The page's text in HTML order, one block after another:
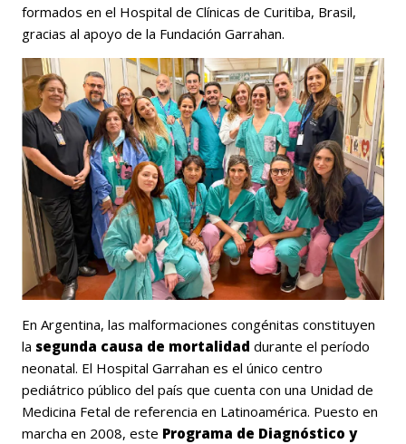
formados en el Hospital de Clínicas de Curitiba, Brasil,
gracias al apoyo de la Fundación Garrahan.
En Argentina, las malformaciones congénitas constituyen
la segunda causa de mortalidad durante el período
neonatal. El Hospital Garrahan es el único centro
pediátrico público del país que cuenta con una Unidad de
Medicina Fetal de referencia en Latinoamérica. Puesto en
marcha en 2008, este Programa de Diagnóstico y